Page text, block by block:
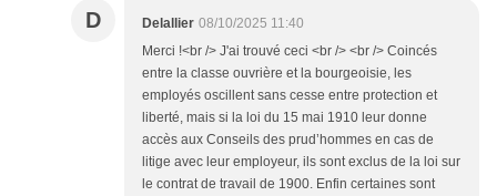
D Delallier 08/10/2025 11:40
Merci !<br /> J'ai trouvé ceci <br /> <br /> Coincés
entre la classe ouvrière et la bourgeoisie, les
employés oscillent sans cesse entre protection et
liberté, mais si la loi du 15 mai 1910 leur donne
accès aux Conseils des prud’hommes en cas de
litige avec leur employeur, ils sont exclus de la loi sur
le contrat de travail de 1900. Enfin certaines sont